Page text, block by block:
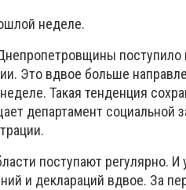
неделе.
поступило
Это вдвое больше
Такая тенденция
департамент социальной
поступают регулярно.
и деклараций вдвое. За